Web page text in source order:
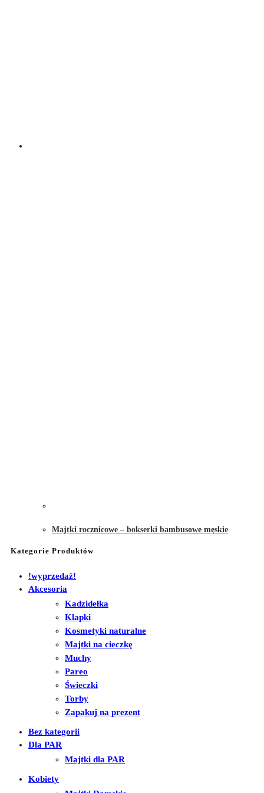
Majtki rocznicowe – bokserki bambusowe męskie
Kategorie Produktów
!wyprzedaż!
Akcesoria
Kadzidełka
Klapki
Kosmetyki naturalne
Majtki na cieczkę
Muchy
Pareo
Świeczki
Torby
Zapakuj na prezent
Bez kategorii
Dla PAR
Majtki dla PAR
Kobiety